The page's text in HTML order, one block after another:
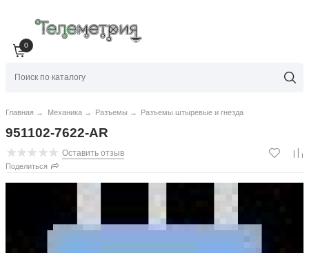
0
Главная → Механика → Разъемы → Разъемы штыревые и гнезда
951102-7622-AR
Оставить отзыв
Поделиться